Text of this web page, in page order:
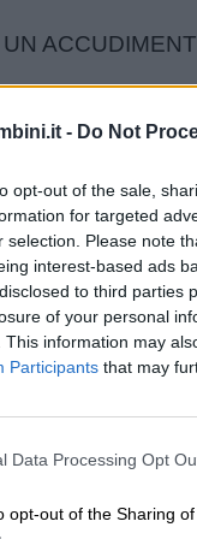
- Do Not
opt-out of the sale,
for targeted
selection. Please note
interest-based ads
to third parties
of your personal
This information may
Participants that may
Data Processing Opt
opt-out of the Sharing
ognuno di noi a
i bisogni
bambino
feedback
con
come
figli un po’ più
a
accolto,
permette
sicurezza,
sempre